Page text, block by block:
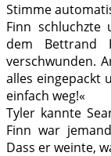
Stimme
Finn
dem Bettrand
verschwunden.
alles eingepackt
einfach weg!«
Tyler kannte
Finn war
Dass er weinte,